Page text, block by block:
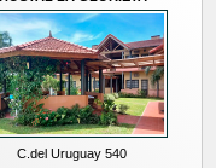
C.del Uruguay 540